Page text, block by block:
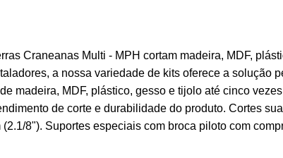
Craneanas Multi - MPH cortam madeira, MDF,
a nossa variedade de kits oferece a solução
madeira, MDF, plástico, gesso e tijolo até cinco
de corte e durabilidade do produto. Cortes
8"). Suportes especiais com broca piloto com